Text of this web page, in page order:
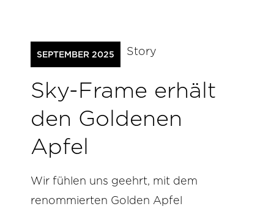
SEPTEMBER 2025 Story
Sky-Frame erhält
den Goldenen
Apfel
Wir fühlen uns geehrt, mit dem
renommierten Golden Apfel